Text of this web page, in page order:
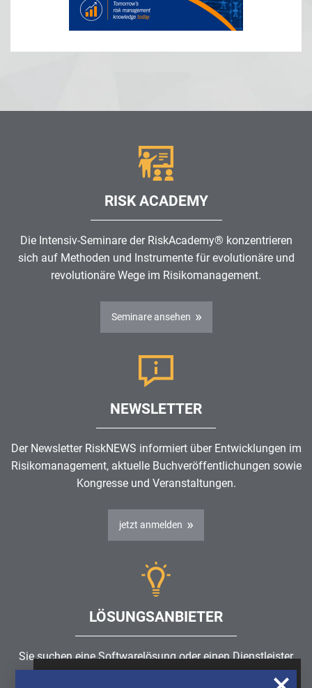
RISK ACADEMY
Die Intensiv-Seminare der RiskAcademy® konzentrieren
sich auf Methoden und Instrumente für evolutionäre und
revolutionäre Wege im Risikomanagement.
Seminare ansehen
NEWSLETTER
Der Newsletter RiskNEWS informiert über Entwicklungen im
Risikomanagement, aktuelle Buchveröffentlichungen sowie
Kongresse und Veranstaltungen.
jetzt anmelden
LÖSUNGSANBIETER
Sie suchen eine Softwarelösung oder einen Dienstleister
rund um die ThemenRisikomanagement,GRC, IKS oder